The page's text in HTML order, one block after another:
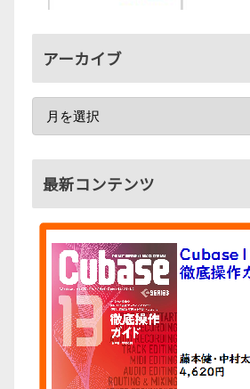
アーカイブ
最新コンテンツ